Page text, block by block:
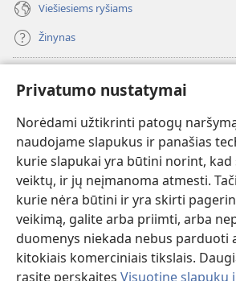
Privatumo nustatymai
Norėdami užtikrinti patogų
naudojame slapukus ir panašias
kurie slapukai yra būtini norint, kad
veiktų, ir jų neįmanoma atmesti.
kurie nėra būtini ir yra skirti
veikimą, galite arba priimti, arba
duomenys niekada nebus parduoti
kitokiais komerciniais tikslais.
rasite perskaitęs Visuotinę slapukų
Viešiesiems ryšiams
Žinynas
(atsiveria
naujas
langas)Sargybos bokšto INTERNETINĖ
(atsiveria
naujas
langas)JW Hub ®
(atsiveria
naujas
langas)JW Library
Watchtower Library